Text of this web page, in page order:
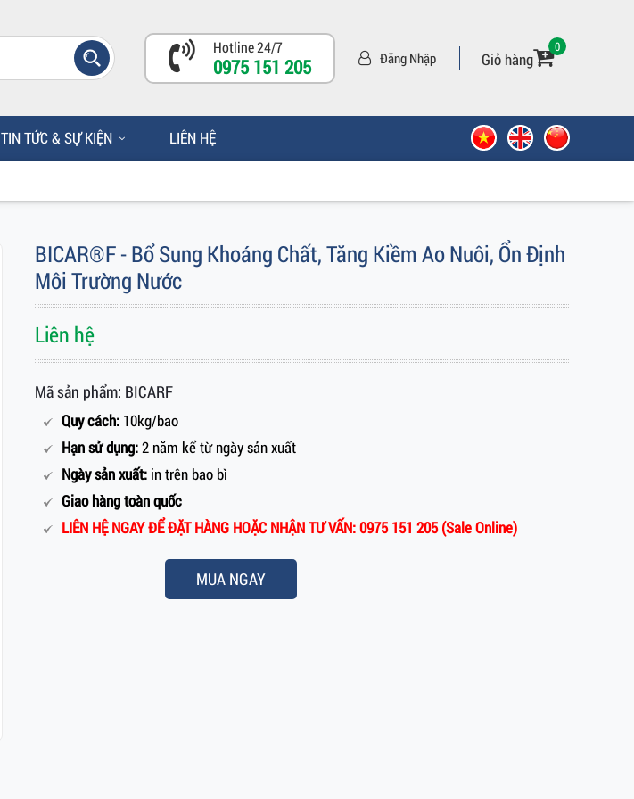
Hotline 24/7
0975 151 205 Đăng Nhập Giỏ hàng
0
TIN TỨC & SỰ KIỆN LIÊN HỆ
BICAR®F - Bổ Sung Khoáng Chất, Tăng Kiềm Ao Nuôi, Ổn Định
Môi Trường Nước
Liên hệ
Mã sản phẩm: BICARF
Quy cách: 10kg/bao
Hạn sử dụng:2 năm kể từ ngày sản xuất
Ngày sản xuất: in trên bao bì
Giao hàng toàn quốc
LIÊN HỆ NGAY ĐỂ ĐẶT HÀNG HOẶC NHẬN TƯ VẤN: 0975 151 205 (Sale Online)
MUA NGAY